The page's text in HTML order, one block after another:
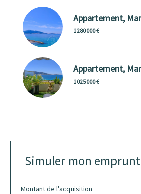
Appartement,
1 280 000 €
Appartement,
1 025 000 €
Simuler mon
Montant de l'acquisition